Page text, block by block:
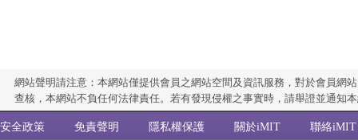
網站聲明請注意：本網站僅提供會員之網站空間及資訊服務，對於會員網
查核，本網站不負任何法律責任。若有發現侵權之事實時，請舉證並通知
安全政策 免責聲明 隱私權保護 關於iMIT 聯絡iMIT